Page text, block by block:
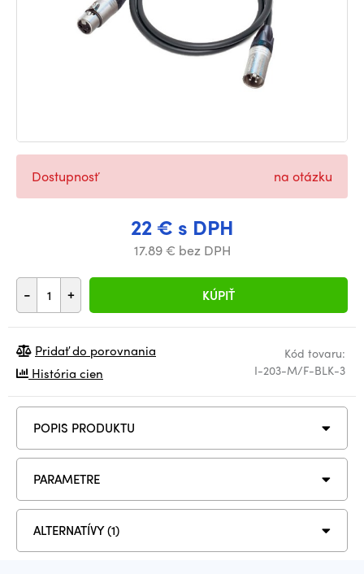
22 € s DPH
17.89 € bez DPH
- + KÚPIŤ
Dostupnosť na otázku
Kód tovaru:
I-203-M/F-BLK-3
Pridať do porovnania
História cien
POPIS PRODUKTU
PARAMETRE
ALTERNATÍVY (1)